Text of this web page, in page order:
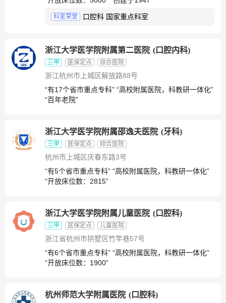
科室荣誉 口腔科 国家重点科室
浙江大学医学院附属第二医院 ( 口腔内科)
三甲 医保定点 综合医院
浙江杭州市上城区解放路88号
“有17个省市重点专科” “高校附属医院，科教研一体化”
“百年老院”
浙江大学医学院附属邵逸夫医院 (牙科)
三甲 医保定点 综合医院
杭州市上城区庆春东路3号
“有5个省市重点专科” “高校附属医院，科教研一体化”
“开放床位数：2815”
浙江大学医学院附属儿童医院 ( 口腔科)
三甲 医保定点 儿童医院
浙江省杭州市拱墅区竹竿巷57号
“有6个省市重点专科” “高校附属医院，科教研一体化”
“开放床位数：1900”
杭州师范大学附属医院 ( 口腔科)